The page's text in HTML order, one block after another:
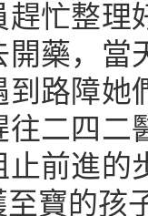
忙整理
藥，當
路障她
二四二
前進的
至寶的